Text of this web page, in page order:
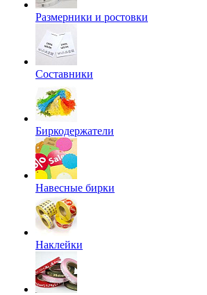
Размерники и ростовки
Составники
Биркодержатели
Навесные бирки
Наклейки